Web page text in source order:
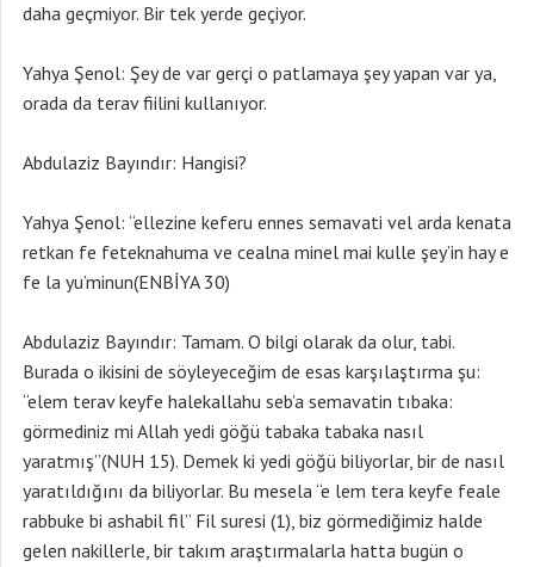
daha geçmiyor. Bir tek yerde geçiyor.
Yahya Şenol: Şey de var gerçi o patlamaya şey yapan var ya,
orada da terav fiilini kullanıyor.
Abdulaziz Bayındır: Hangisi?
Yahya Şenol: “ellezine keferu ennes semavati vel arda kenata
retkan fe feteknahuma ve cealna minel mai kulle şey’in hay e
fe la yu’minun(ENBİYA 30)
Abdulaziz Bayındır: Tamam. O bilgi olarak da olur, tabi.
Burada o ikisini de söyleyeceğim de esas karşılaştırma şu:
“elem terav keyfe halekallahu seb’a semavatin tıbaka:
görmediniz mi Allah yedi göğü tabaka tabaka nasıl
yaratmış”(NUH 15). Demek ki yedi göğü biliyorlar, bir de nasıl
yaratıldığını da biliyorlar. Bu mesela “e lem tera keyfe feale
rabbuke bi ashabil fil” Fil suresi (1), biz görmediğimiz halde
gelen nakillerle, bir takım araştırmalarla hatta bugün o